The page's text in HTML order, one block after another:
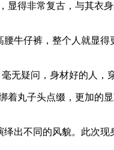
得非常复古，与其衣
牛仔裤，整个人就显
无疑问，身材好的人，
丸子头点缀，更加的
出不同的风貌。此次